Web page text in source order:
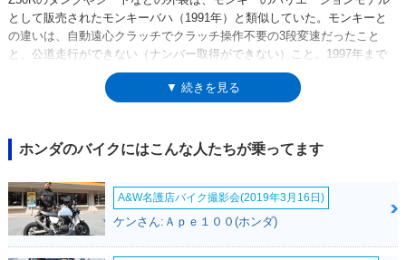
として販売されたモンキーバハ（1991年）と類似していた。モンキーと
の違いは、自動遠心クラッチでクラッチ操作不要の3段変速だったこと
と、公道走行ができない（ナンバー取得ができない）こと。1997年まで
生産され、キッズ向けのオフロード入門モデルとしての役割は、オフロー
ド専用設計のXR50R（1999年）に譲ることになった。ベースモデルがモ
▼ 続きを見る
ホンダのバイクにはこんな人たちが乗ってます
A&W名護店バイク撮影会(2019年3月16日)
ケンさん:Ａｐｅ１００(ホンダ)